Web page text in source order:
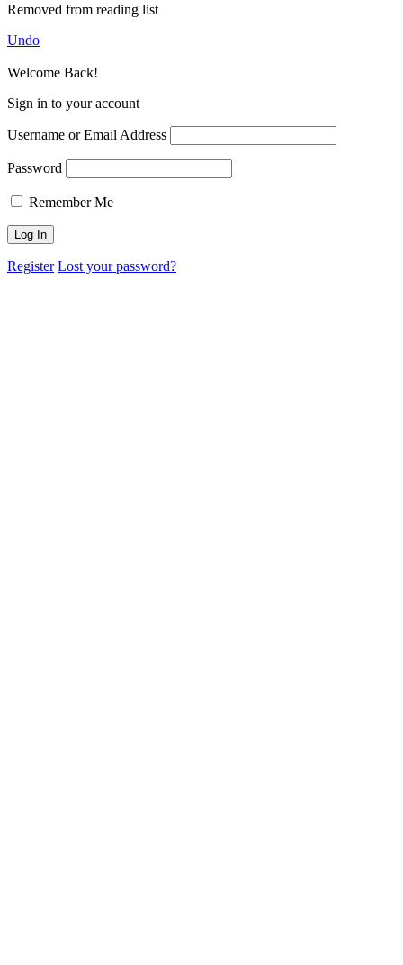
Removed from reading list
Undo
Welcome Back!
Sign in to your account
Username or Email Address
Password
Remember Me
Register Lost your password?